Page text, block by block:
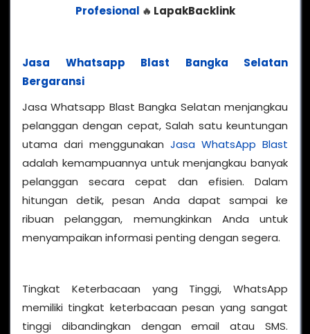
Profesional 🔥 LapakBacklink
Jasa Whatsapp Blast Bangka Selatan
Bergaransi
Jasa Whatsapp Blast Bangka Selatan menjangkau
pelanggan dengan cepat, Salah satu keuntungan
utama dari menggunakan Jasa WhatsApp Blast
adalah kemampuannya untuk menjangkau banyak
pelanggan secara cepat dan efisien. Dalam
hitungan detik, pesan Anda dapat sampai ke
ribuan pelanggan, memungkinkan Anda untuk
menyampaikan informasi penting dengan segera.
Tingkat Keterbacaan yang Tinggi, WhatsApp
memiliki tingkat keterbacaan pesan yang sangat
tinggi dibandingkan dengan email atau SMS.